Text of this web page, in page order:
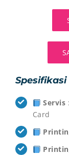
Servis
Card